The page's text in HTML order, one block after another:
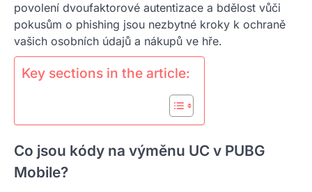
povolení dvoufaktorové autentizace a bdělost vůči
pokusům o phishing jsou nezbytné kroky k ochraně
vašich osobních údajů a nákupů ve hře.
Key sections in the article:
Co jsou kódy na výměnu UC v PUBG
Mobile?